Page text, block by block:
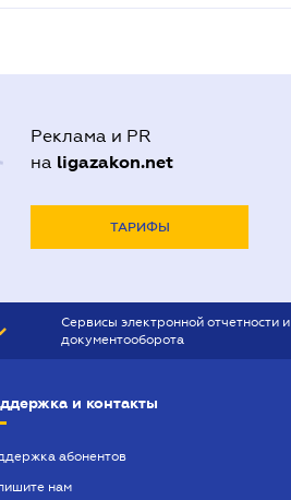
Реклама и PR
на ligazakon.net
ТАРИФЫ
Сервисы электронной отчетности и
документооборота
и контакты
абонентов
нам